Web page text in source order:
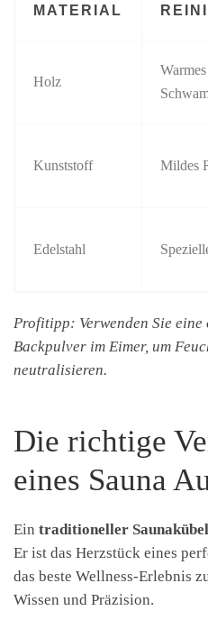
MATERIAL
Holz
Kunststoff Mildes
Edelstahl
Profitipp: Verwenden Sie eine
Backpulver im Eimer, um
neutralisieren.
Die richtige
eines Sauna
Ein traditioneller Saunakübel
Er ist das Herzstück eines
das beste Wellness-Erlebnis
Wissen und Präzision.